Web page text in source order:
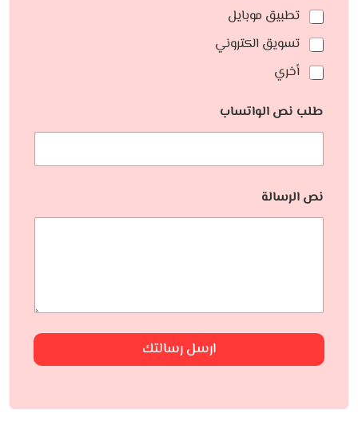
تطبيق موبايل
تسويق الكتروني
أخري
طلب نص الواتساب
نص الرسالة
ارسل رسالتك